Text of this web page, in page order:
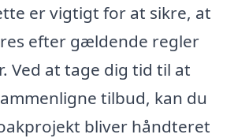
er vigtigt for at sikre, at
efter gældende regler
Ved at tage dig tid til at
tilbud, kan du
bliver håndteret